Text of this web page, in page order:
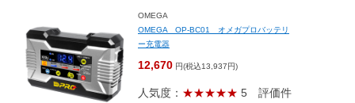
OMEGA
OMEGA OP-BC01 オメガプロバッテリ
ー充電器
12,670 円(税込13,937円)
人気度： ★★★★★ 5 評価件